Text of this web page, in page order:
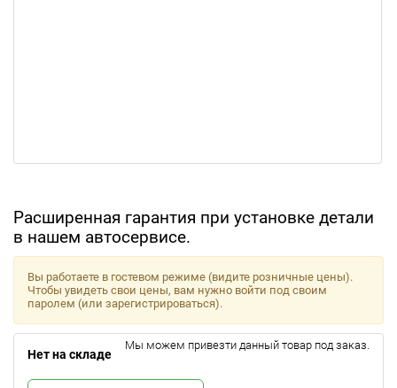
Расширенная гарантия при установке детали
в нашем автосервисе.
Вы работаете в гостевом режиме (видите розничные цены).
Чтобы увидеть свои цены, вам нужно войти под своим
паролем (или зарегистрироваться).
Нет на складе
Мы можем привезти данный товар под заказ.